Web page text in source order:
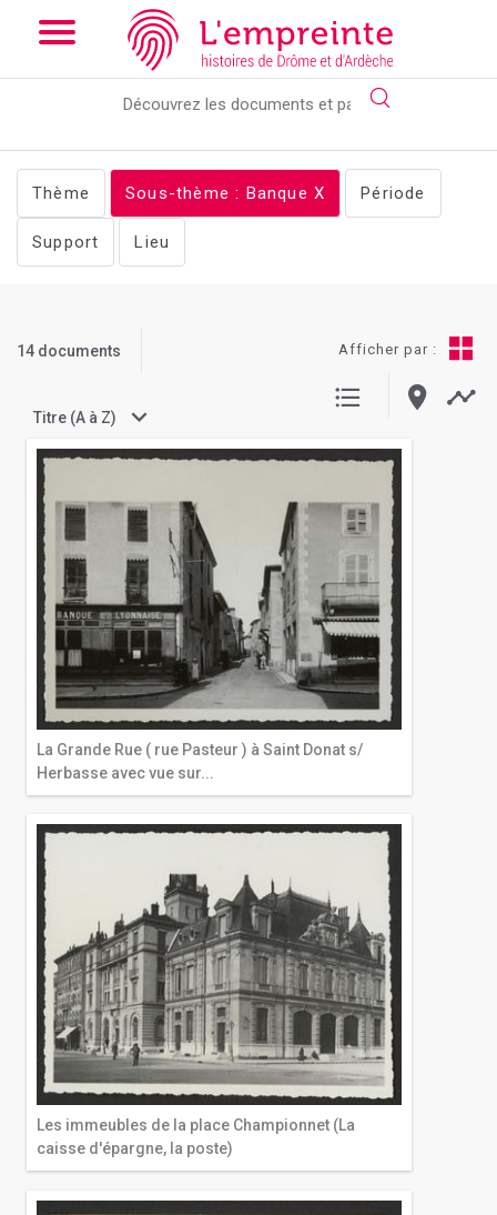
Array ( [slug] => documents [stheme] => Banque [clear] =>
exstheme )
// Add the new slick-theme.css if you want the
Thème Sous-thème : Banque X Période
Support Lieu
14 documents
Titre (A à Z)
Afficher par :
La Grande Rue ( rue Pasteur ) à Saint Donat s/
Herbasse avec vue sur...
Les immeubles de la place Championnet (La
caisse d'épargne, la poste)